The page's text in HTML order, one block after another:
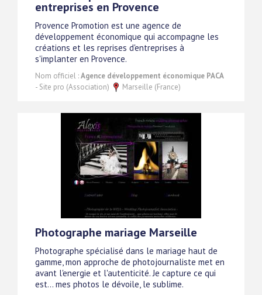
entreprises en Provence
Provence Promotion est une agence de
développement économique qui accompagne les
créations et les reprises d'entreprises à
s'implanter en Provence.
Nom officiel :Agence développement économique PACA
- Site pro (Association)
Marseille (France)
Photographe mariage Marseille
Photographe spécialisé dans le mariage haut de
gamme, mon approche de photojournaliste met en
avant l'energie et l'autenticité. Je capture ce qui
est... mes photos le dévoile, le sublime.